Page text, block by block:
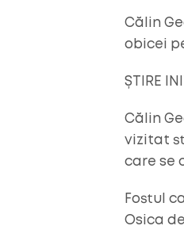
Călin
obicei
ȘTIRE
Călin
vizitat
care se
Fostul
Osica